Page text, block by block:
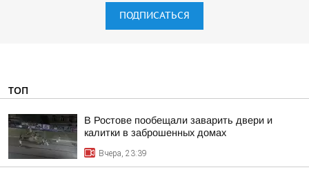
ПОДПИСАТЬСЯ
ТОП
В Ростове пообещали заварить двери и
калитки в заброшенных домах
Вчера, 23:39